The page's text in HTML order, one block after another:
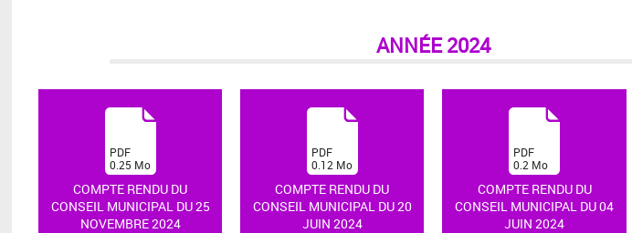
ANNÉE 2024
COMPTE RENDU DU
CONSEIL MUNICIPAL DU 25
NOVEMBRE 2024
(PDF
0.25 Mo
)
COMPTE RENDU DU
CONSEIL MUNICIPAL DU 20
JUIN 2024
(PDF
0.12 Mo
)
COMPTE RENDU DU
CONSEIL MUNICIPAL DU 04
JUIN 2024
(PDF
0.2 Mo
)